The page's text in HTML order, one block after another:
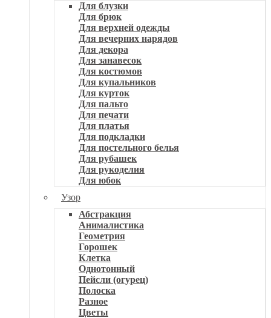
Для блузки
Для брюк
Для верхней одежды
Для вечерних нарядов
Для декора
Для занавесок
Для костюмов
Для купальников
Для курток
Для пальто
Для печати
Для платья
Для подкладки
Для постельного белья
Для рубашек
Для рукоделия
Для юбок
Узор
Абстракция
Анималистика
Геометрия
Горошек
Клетка
Однотонный
Пейсли (огурец)
Полоска
Разное
Цветы